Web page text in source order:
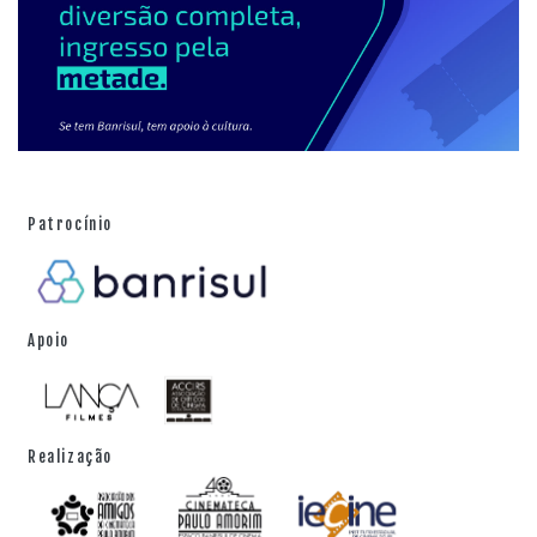
Festival de Verão Salvador(Som Livre, 2004).
Marcelo Nova está em
Botinada – A origem do punk no
Brasil(G. Moreira, 2006).
Patrocínio
Apoio
Realização